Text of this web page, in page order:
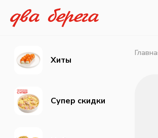
Хиты
Супер скидки